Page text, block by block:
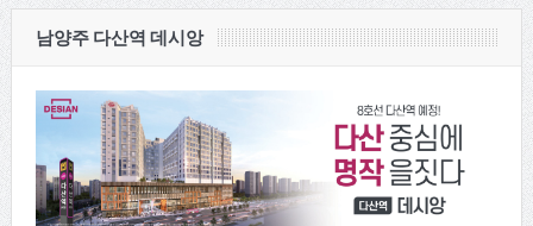
남양주 다산역 데시앙